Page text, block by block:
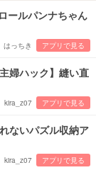
ールパンナちゃん
はっちき アプリで見る
婦ハック】縫い直
kira_z07 アプリで見る
ないパズル収納ア
kira_z07 アプリで見る